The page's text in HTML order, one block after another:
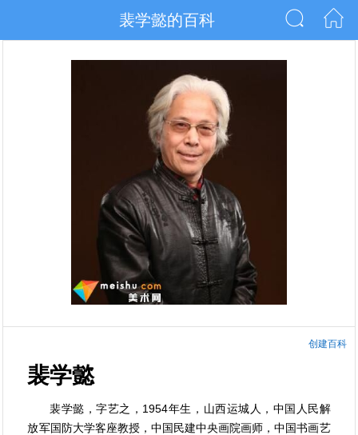
裴学懿的百科
创建百科
裴学懿
裴学懿，字艺之，1954年生，山西运城人，中国人民解
放军国防大学客座教授，中国民建中央画院画师，中国书画艺